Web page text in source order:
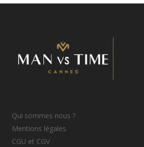
Qui sommes nous ?
Mentions légales
CGU et CGV